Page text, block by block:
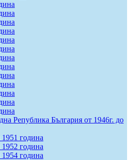
Република България от 1946г. до
година
година
година